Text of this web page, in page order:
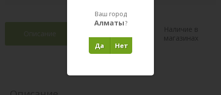
Описание
Наличие в
магазинах
Ваш город
Алматы?
Нет
Да